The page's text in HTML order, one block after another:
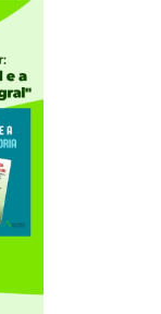
relatorio-
cidada-da-
tributária
da
chegarem aos
de
publicos/